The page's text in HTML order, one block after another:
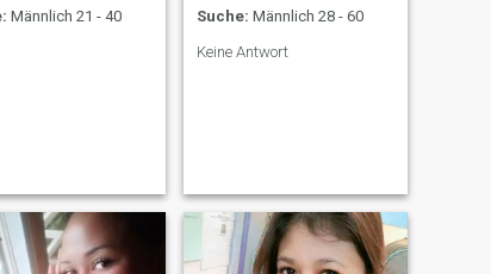
Männlich 21 - 40
Suche: Männlich 28 - 60
Keine Antwort